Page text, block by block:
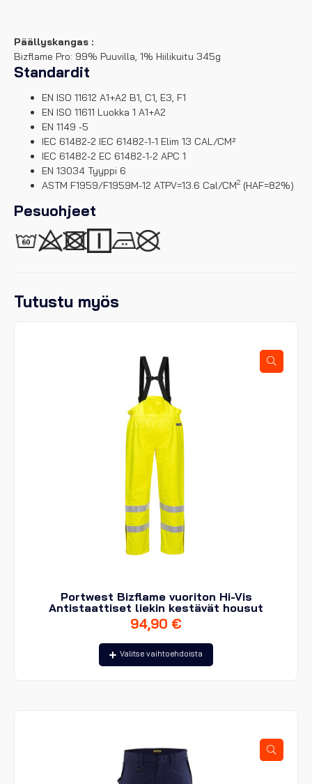
Päällyskangas :
Bizflame Pro: 99% Puuvilla, 1% Hiilikuitu 345g
Standardit
EN ISO 11612 A1+A2 B1, C1, E3, F1
EN ISO 11611 Luokka 1 A1+A2
EN 1149 -5
IEC 61482-2 IEC 61482-1-1 Elim 13 CAL/CM²
IEC 61482-2 EC 61482-1-2 APC 1
EN 13034 Tyyppi 6
ASTM F1959/F1959M-12 ATPV=13.6 Cal/CM2 (HAF=82%)
Pesuohjeet
Tutustu myös
Portwest Bizflame vuoriton Hi-Vis
Antistaattiset liekin kestävät housut
94,90 €
Valitse vaihtoehdoista
Tällä
tuotteella